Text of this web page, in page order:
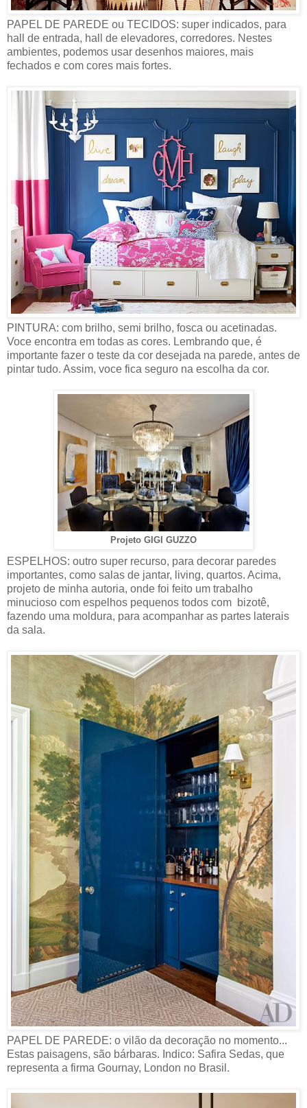
PAPEL DE PAREDE ou TECIDOS: super indicados, para
hall de entrada, hall de elevadores, corredores. Nestes
ambientes, podemos usar desenhos maiores, mais
fechados e com cores mais fortes.
PINTURA: com brilho, semi brilho, fosca ou acetinadas.
Voce encontra em todas as cores. Lembrando que, é
importante fazer o teste da cor desejada na parede, antes de
pintar tudo. Assim, voce fica seguro na escolha da cor.
Projeto GIGI GUZZO
ESPELHOS: outro super recurso, para decorar paredes
importantes, como salas de jantar, living, quartos. Acima,
projeto de minha autoria, onde foi feito um trabalho
minucioso com espelhos pequenos todos com bizotê,
fazendo uma moldura, para acompanhar as partes laterais
da sala.
PAPEL DE PAREDE: o vilão da decoração no momento...
Estas paisagens, são bárbaras. Indico: Safira Sedas, que
representa a firma Gournay, London no Brasil.